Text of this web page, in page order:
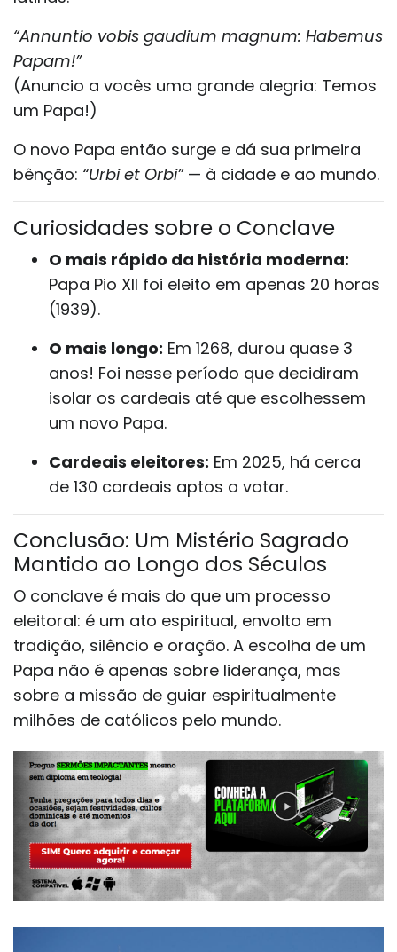
“Annuntio vobis gaudium magnum: Habemus
Papam!”
(Anuncio a vocês uma grande alegria: Temos
um Papa!)
O novo Papa então surge e dá sua primeira
bênção: “Urbi et Orbi”— à cidade e ao mundo.
Curiosidades sobre o Conclave
O mais rápido da história moderna:
Papa Pio XII foi eleito em apenas 20 horas
(1939).
O mais longo: Em 1268, durou quase 3
anos! Foi nesse período que decidiram
isolar os cardeais até que escolhessem
um novo Papa.
Cardeais eleitores: Em 2025, há cerca
de 130 cardeais aptos a votar.
Conclusão: Um Mistério Sagrado
Mantido ao Longo dos Séculos
O conclave é mais do que um processo
eleitoral: é um ato espiritual, envolto em
tradição, silêncio e oração. A escolha de um
Papa não é apenas sobre liderança, mas
sobre a missão de guiar espiritualmente
milhões de católicos pelo mundo.